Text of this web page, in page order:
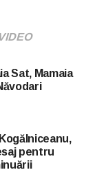
VIDEO
Sat, Mamaia
pentru